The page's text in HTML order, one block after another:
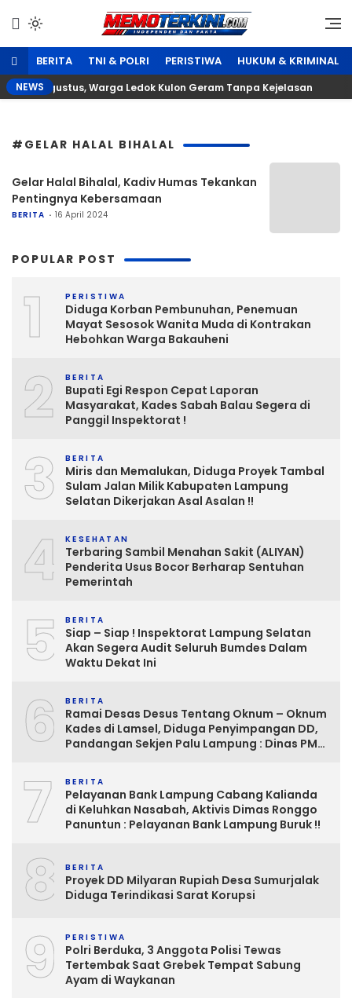
konten
Memoterkini.com
Independen dan Fakta
BERITA TNI & POLRI PERISTIWA HUKUM & KRIMINAL
NEWS
17 Agustus, Warga Ledok Kulon Geram Tanpa Kejelasan
#GELAR HALAL BIHALAL
Gelar Halal Bihalal, Kadiv Humas Tekankan
Pentingnya Kebersamaan
BERITA 16 April 2024
POPULAR POST
1 PERISTIWA
Diduga Korban Pembunuhan, Penemuan
Mayat Sesosok Wanita Muda di Kontrakan
Hebohkan Warga Bakauheni
2 BERITA
Bupati Egi Respon Cepat Laporan
Masyarakat, Kades Sabah Balau Segera di
Panggil Inspektorat !
3 BERITA
Miris dan Memalukan, Diduga Proyek Tambal
Sulam Jalan Milik Kabupaten Lampung
Selatan Dikerjakan Asal Asalan !!
4 KESEHATAN
Terbaring Sambil Menahan Sakit (ALIYAN)
Penderita Usus Bocor Berharap Sentuhan
Pemerintah
5 BERITA
Siap – Siap ! Inspektorat Lampung Selatan
Akan Segera Audit Seluruh Bumdes Dalam
Waktu Dekat Ini
6 BERITA
Ramai Desas Desus Tentang Oknum – Oknum
Kades di Lamsel, Diduga Penyimpangan DD,
Pandangan Sekjen Palu Lampung : Dinas PMD
7 BERITA
Pelayanan Bank Lampung Cabang Kalianda
di Keluhkan Nasabah, Aktivis Dimas Ronggo
Panuntun : Pelayanan Bank Lampung Buruk !!
8 BERITA
Proyek DD Milyaran Rupiah Desa Sumurjalak
Diduga Terindikasi Sarat Korupsi
9 PERISTIWA
Polri Berduka, 3 Anggota Polisi Tewas
Tertembak Saat Grebek Tempat Sabung
Ayam di Waykanan